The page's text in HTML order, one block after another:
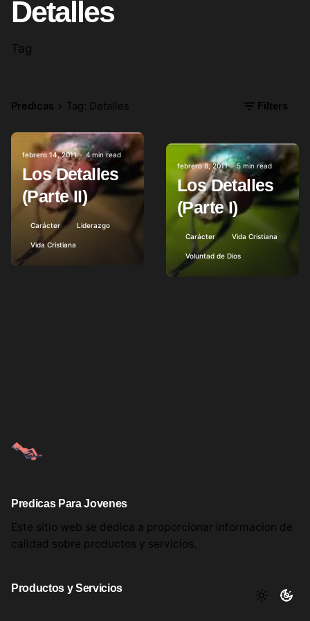
Detalles
Tag
Predicas Tag: Detalles Filters
Posted by
febrero 14, 2011 4 min read
Los Detalles
(Parte II)
Carácter Liderazgo
Vida Cristiana
Posted by
febrero 8, 2011 5 min read
Los Detalles
(Parte I)
Carácter Vida Cristiana
Voluntad de Dios
Predicas Para Jovenes
Este sitio web se dedica a proporcionar informacion de
calidad sobre productos y servicios.
Productos y Servicios